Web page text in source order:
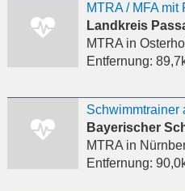
MTRA / MFA
MTRAin
Entfernung:
Bayerischer
MTRAin
Entfernung: